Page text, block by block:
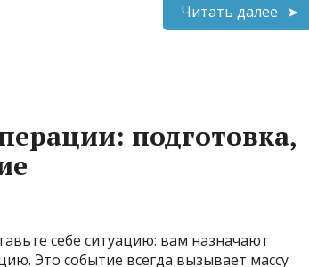
Читать далее
подготовка,
себе ситуацию: вам назначают
Это событие всегда вызывает массу